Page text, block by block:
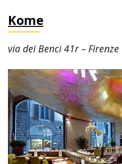
Kome
via dei Benci 41r – Firenze